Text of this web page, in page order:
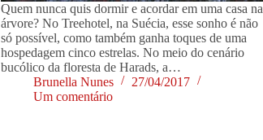
Quem nunca quis dormir e acordar em uma casa na
árvore? No Treehotel, na Suécia, esse sonho é não
só possível, como também ganha toques de uma
hospedagem cinco estrelas. No meio do cenário
bucólico da floresta de Harads, a…
Brunella Nunes
27/04/2017
Um comentário